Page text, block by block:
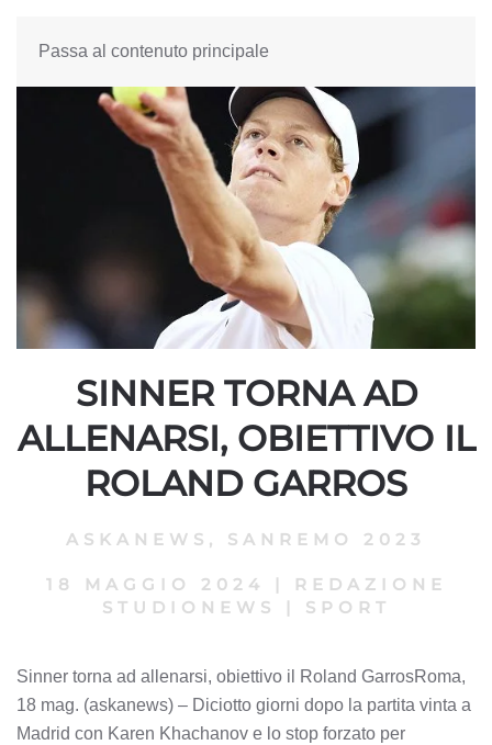
Passa al contenuto principale
SINNER TORNA AD
ALLENARSI, OBIETTIVO IL
ROLAND GARROS
ASKANEWS , SANREMO 2023
18 MAGGIO 2024
REDAZIONE
STUDIONEWS
SPORT
Sinner torna ad allenarsi, obiettivo il Roland GarrosRoma,
18 mag. (askanews) – Diciotto giorni dopo la partita vinta a
Madrid con Karen Khachanov e lo stop forzato per